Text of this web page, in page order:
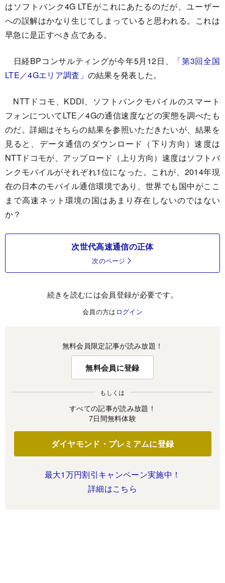
はソフトバンク4G LTEがこれにあたるのだが、ユーザー
への誤解はかなり生じてしまっていると思われる。これは
早急に是正すべき点である。
日経BPコンサルティングが今年5月12日、
「第3回全国
LTE／4Gエリア調査」 の結果を発表した。
NTTドコモ、KDDI、ソフトバンクモバイルのスマート
フォンについてLTE／4Gの通信速度などの実態を調べたも
のだ。詳細はそちらの結果を参照いただきたいが、結果を
見ると、データ通信のダウンロード（下り方向）速度は
NTTドコモが、アップロード（上り方向）速度はソフトバ
ンクモバイルがそれぞれ1位になった。これが、2014年現
在の日本のモバイル通信環境であり、世界でも国中がここ
まで高速ネット環境の国はあまり存在しないのではない
か？
次世代高速通信の正体
次のページ
続きを読むには会員登録が必要です。
会員の方は ログイン
無料会員限定記事が読み放題！
無料会員に登録
もしくは
すべての記事が読み放題！
7日間無料体験
ダイヤモンド・プレミアムに登録
最大1万円割引キャンペーン実施中！
詳細はこちら